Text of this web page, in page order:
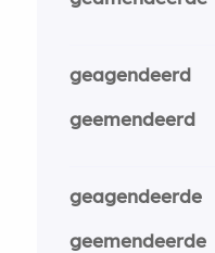
geagendeerd
geemendeerd
geagendeerde
geemendeerde